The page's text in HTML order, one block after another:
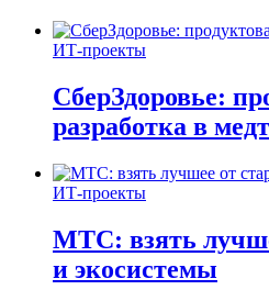
ИТ-проекты
СберЗдоровье:
разработка в
ИТ-проекты
МТС: взять
и экосистемы